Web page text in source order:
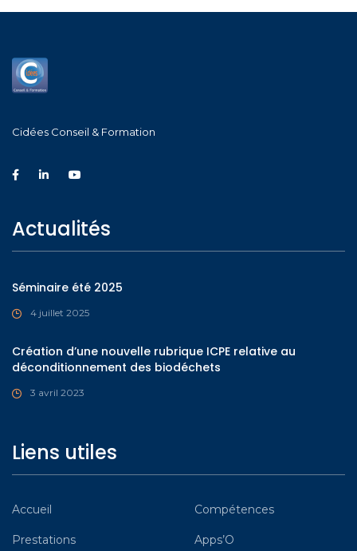
Cidées Conseil & Formation
Actualités
Séminaire été 2025
4 juillet 2025
Création d’une nouvelle rubrique ICPE relative au
déconditionnement des biodéchets
3 avril 2023
Liens utiles
Accueil Compétences
Prestations Apps’O